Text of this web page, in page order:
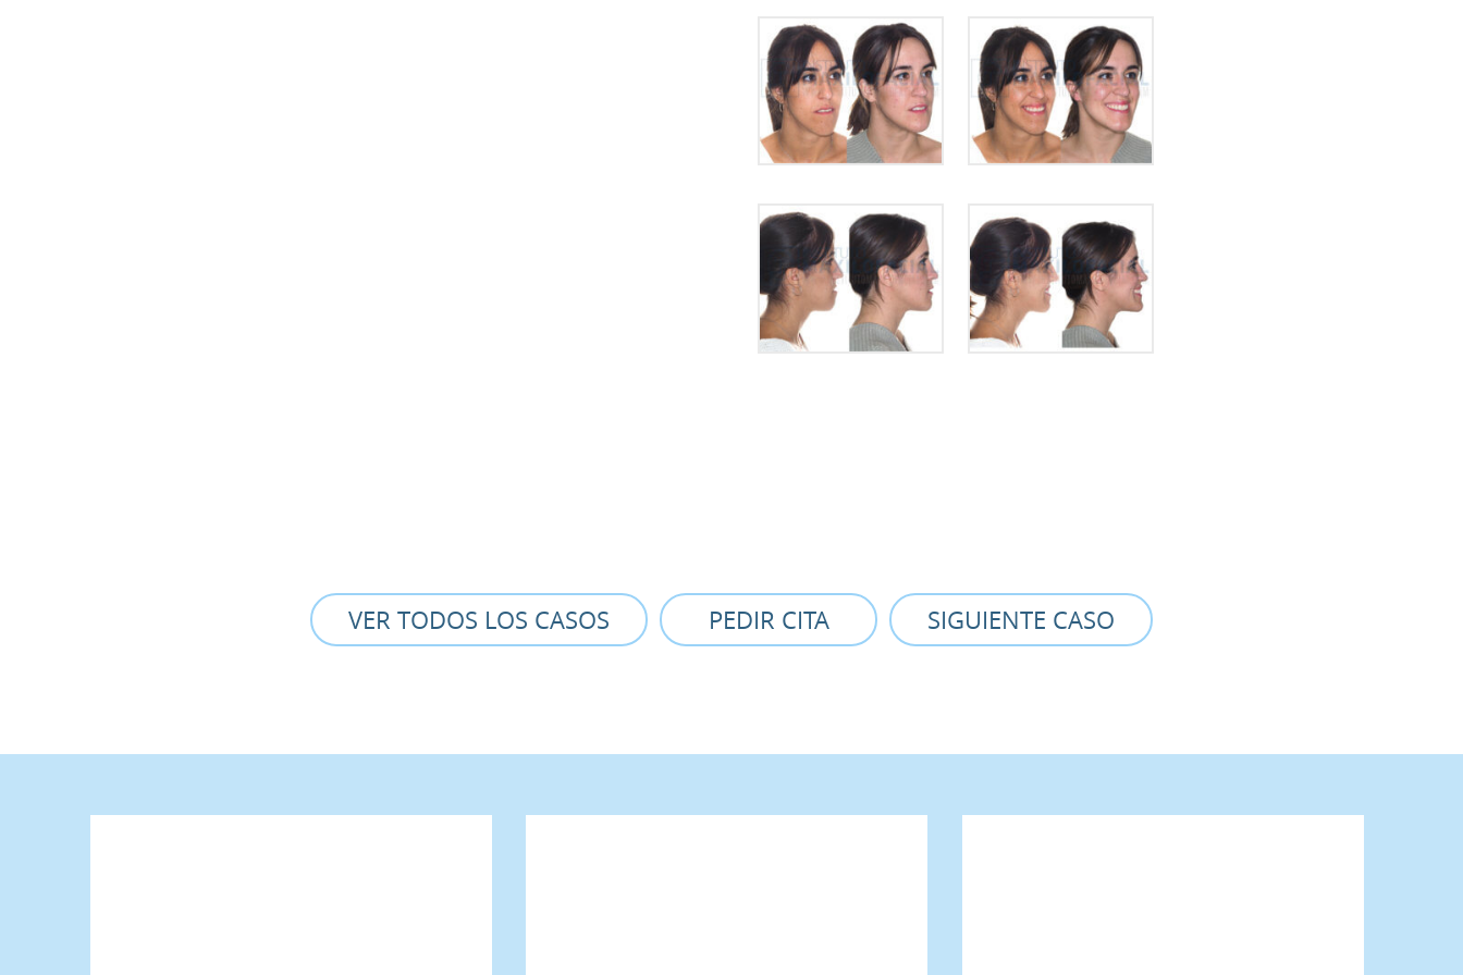
VER TODOS LOS CASOS PEDIR CITA SIGUIENTE CASO